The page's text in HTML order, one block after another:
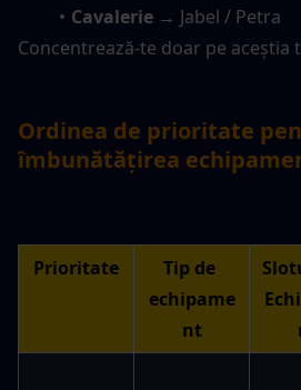
Cavalerie → Jabel / Petra
Concentrează-te doar pe aceștia
Ordinea de prioritate
îmbunătățirea
Prioritate
Tip de
echipame
nt